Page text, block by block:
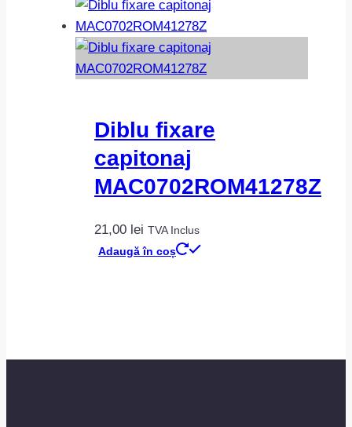
Diblu fixare
capitonaj
MAC0702ROM41278Z
21,00 lei TVA Inclus
Adaugă în coș